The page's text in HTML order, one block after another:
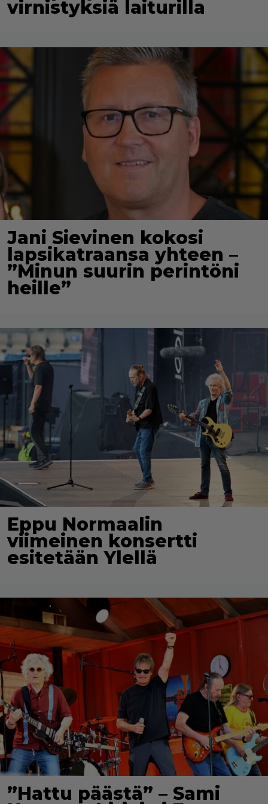
virnistyksiä laiturilla
Jani Sievinen kokosi
lapsikatraansa yhteen –
”Minun suurin perintöni
heille”
Eppu Normaalin
viimeinen konsertti
esitetään Ylellä
”Hattu päästä” – Sami